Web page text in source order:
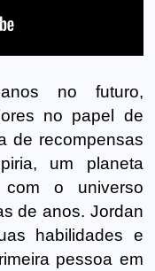
no futuro,
no papel de
de recompensas
um planeta
com o universo
de anos. Jordan
habilidades e
pessoa em